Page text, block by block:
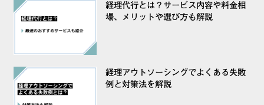
経理代行とは？サービス内容や料金相
場、メリットや選び方も解説
経理アウトソーシングでよくある失敗
例と対策法を解説